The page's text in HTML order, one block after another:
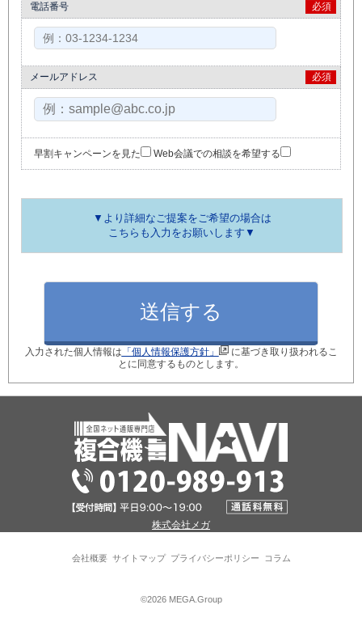
電話番号 必須
メールアドレス 必須
早割キャンペーンを見た Web会議での相談を希望する
▼より詳細なご提案をご希望の場合は
こちらも入力をお願いします▼
月間使用枚数_カラー
ご検討のきっかけ
※現在のコピー機の後継機種を選定します！
入力された個人情報は 「個人情報保護方針」
に基づき取り扱われるこ
とに同意するものとします。
株式会社メガ
会社概要 サイトマップ プライバシーポリシー コラム
©2026 MEGA.Group